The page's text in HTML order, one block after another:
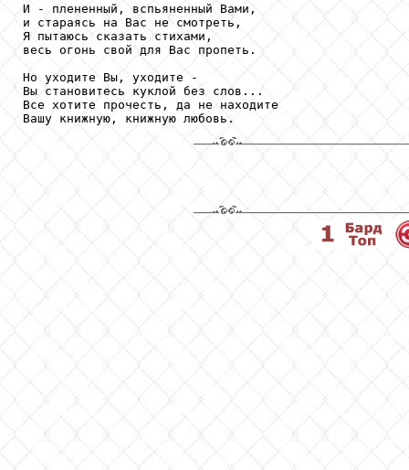
И - плененный, вспьяненный Вами,
и стараясь на Вас не смотреть,
Я пытаюсь сказать стихами,
весь огонь свой для Вас пропеть.
Но уходите Вы, уходите -
Вы становитесь куклой без слов...
Все хотите прочесть, да не находите
Вашу книжную, книжную любовь.